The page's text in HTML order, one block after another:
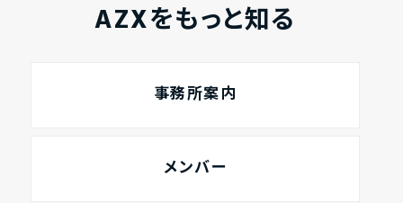
AZXをもっと知る
事務所案内
メンバー